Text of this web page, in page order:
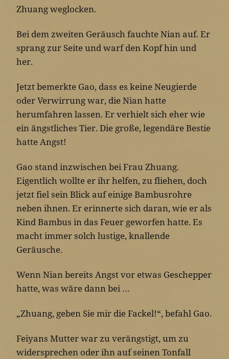
Zhuang weglocken.
Bei dem zweiten Geräusch fauchte Nian auf. Er
sprang zur Seite und warf den Kopf hin und
her.
Jetzt bemerkte Gao, dass es keine Neugierde
oder Verwirrung war, die Nian hatte
herumfahren lassen. Er verhielt sich eher wie
ein ängstliches Tier. Die große, legendäre Bestie
hatte Angst!
Gao stand inzwischen bei Frau Zhuang.
Eigentlich wollte er ihr helfen, zu fliehen, doch
jetzt fiel sein Blick auf einige Bambusrohre
neben ihnen. Er erinnerte sich daran, wie er als
Kind Bambus in das Feuer geworfen hatte. Es
macht immer solch lustige, knallende
Geräusche.
Wenn Nian bereits Angst vor etwas Geschepper
hatte, was wäre dann bei …
„Zhuang, geben Sie mir die Fackel!“, befahl Gao.
Feiyans Mutter war zu verängstigt, um zu
widersprechen oder ihn auf seinen Tonfall